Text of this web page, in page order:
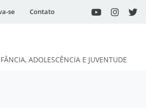
se Contato
ADOLESCÊNCIA E JUVENTUDE